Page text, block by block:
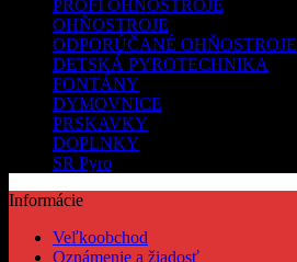
PROFI OHŇOSTROJE
OHŇOSTROJE
ODPORÚČANÉ OHŇOSTROJE
DETSKÁ PYROTECHNIKA
FONTÁNY
DYMOVNICE
PRSKAVKY
DOPLNKY
SR Pyro
Informácie
Veľkoobchod
Oznámenie a žiadosť